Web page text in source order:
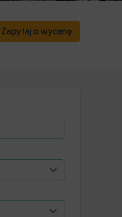
Zapytaj o wycenę
Niedz.